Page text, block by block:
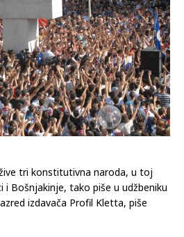
tri konstitutivna naroda, u toj
i Bošnjakinje, tako piše u udžbeniku
izdavača Profil Kletta, piše